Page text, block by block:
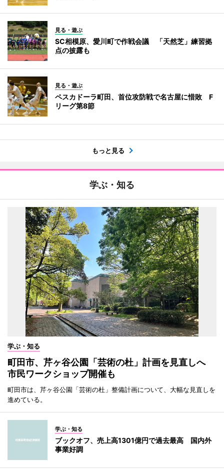
見る・遊ぶ
SC相模原、愛川町で作戦会議 「天然芝」練習拠
点の披露も
見る・遊ぶ
ペスカドーラ町田、首位攻防戦で名古屋に惜敗 F
リーグ第8節
もっと見る
学ぶ・知る
学ぶ・知る
町田市、芹ヶ谷公園「芸術の杜」計画を見直しへ
市民ワークショップ開催も
町田市は、芹ヶ谷公園「芸術の杜」整備計画について、大幅な見直しを
進めている。
学ぶ・知る
ブックオフ、売上高1301億円で過去最高 国内外
事業好調